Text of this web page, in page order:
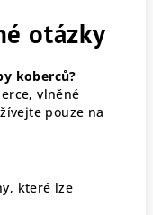
otázky
koberců?
vlněné
pouze na
které lze